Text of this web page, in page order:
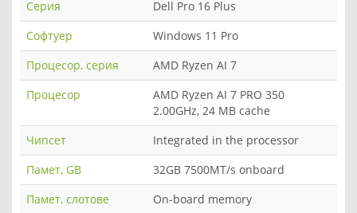
Серия
Dell Pro 16 Plus
Софтуер
Windows 11 Pro
Процесор, серия
AMD Ryzen AI 7
Процесор
AMD Ryzen AI 7 PRO 350
2.00GHz, 24 MB cache
Чипсет
Integrated in the processor
Памет, GB
32GB 7500MT/s onboard
Памет, слотове
On-board memory